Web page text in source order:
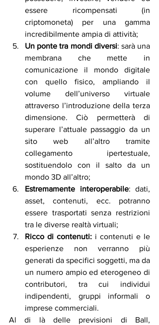
essere ricompensati (in
criptomoneta) per una gamma
incredibilmente ampia di attività;
Un ponte tra mondi diversi: sarà una
membrana che mette in
comunicazione il mondo digitale
con quello fisico, ampliando il
volume dell’universo virtuale
attraverso l’introduzione della terza
dimensione. Ciò permetterà di
superare l’attuale passaggio da un
sito web all’altro tramite
collegamento ipertestuale,
sostituendolo con il salto da un
mondo 3D all’altro;
Estremamente interoperabile: dati,
asset, contenuti, ecc. potranno
essere trasportati senza restrizioni
tra le diverse realtà virtuali;
Ricco di contenuti: i contenuti e le
esperienze non verranno più
generati da specifici soggetti, ma da
un numero ampio ed eterogeneo di
contributori, tra cui individui
indipendenti, gruppi informali o
imprese commerciali.
Al di là delle previsioni di Ball,